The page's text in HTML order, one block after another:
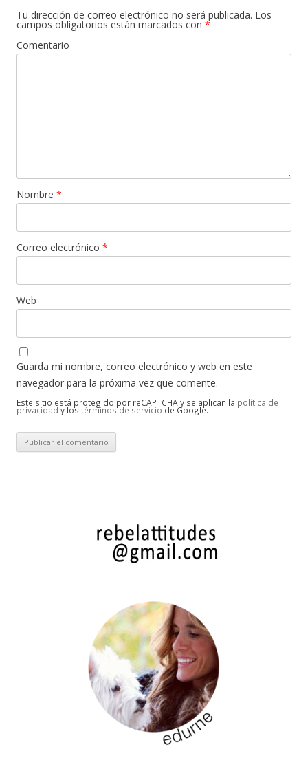
Tu dirección de correo electrónico no será publicada. Los
campos obligatorios están marcados con *
Comentario
Nombre *
Correo electrónico *
Web
Guarda mi nombre, correo electrónico y web en este
navegador para la próxima vez que comente.
Este sitio está protegido por reCAPTCHA y se aplican la política de
privacidad y los términos de servicio de Google.